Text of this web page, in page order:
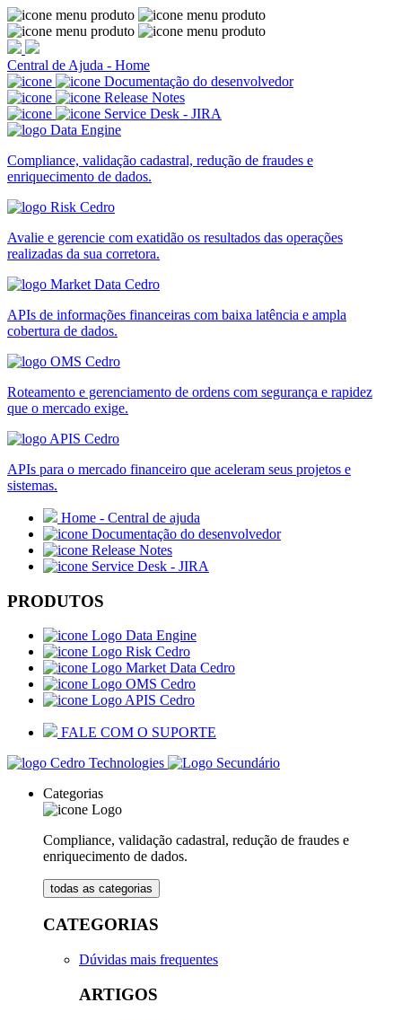
Central de Ajuda - Home
Documentação do desenvolvedor
Release Notes
Service Desk - JIRA
Compliance, validação cadastral, redução de fraudes e
enriquecimento de dados.
Avalie e gerencie com exatidão os resultados das operações
realizadas da sua corretora.
APIs de informações financeiras com baixa latência e ampla
cobertura de dados.
Roteamento e gerenciamento de ordens com segurança e rapidez
que o mercado exige.
APIs para o mercado financeiro que aceleram seus projetos e
sistemas.
Home - Central de ajuda
Documentação do desenvolvedor
Release Notes
Service Desk - JIRA
PRODUTOS
Data Engine
Risk Cedro
Market Data Cedro
OMS Cedro
APIS Cedro
FALE COM O SUPORTE
Categorias
Compliance, validação cadastral, redução de fraudes e
enriquecimento de dados.
todas as categorias
CATEGORIAS
Dúvidas mais frequentes
ARTIGOS